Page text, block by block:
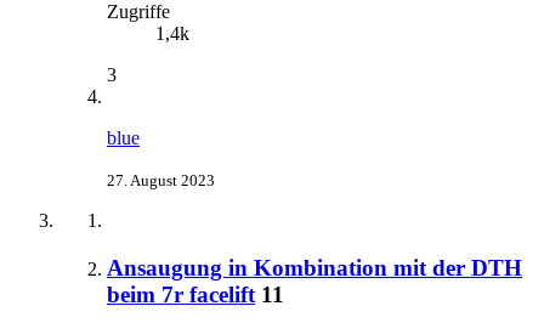
Zugriffe
1,4k
3
blue
27. August 2023
Ansaugung in Kombination mit der DTH
beim 7r facelift 11